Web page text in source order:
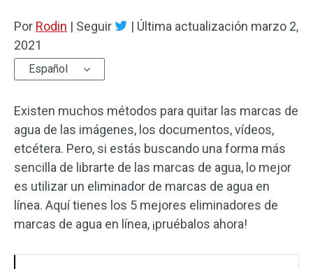
Texto/Elemento
Efectos de vídeo
Rotar/Voltear
Procesamiento por lotes
Sin marca de agua
Por Rodin | Seguir | Última actualización marzo 2,
2021
Español
Existen muchos métodos para quitar las marcas de
agua de las imágenes, los documentos, vídeos,
etcétera. Pero, si estás buscando una forma más
sencilla de librarte de las marcas de agua, lo mejor
es utilizar un eliminador de marcas de agua en
línea. Aquí tienes los 5 mejores eliminadores de
marcas de agua en línea, ¡pruébalos ahora!